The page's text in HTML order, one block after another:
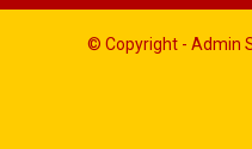
© Copyright - Admin